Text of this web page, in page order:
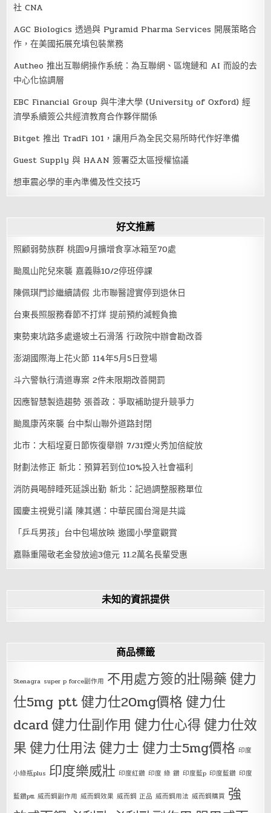
社 CNA
AGC Biologics 透過與 Pyramid Pharma Services 開展策略合
作，在美國拓展充填包裝業務
Autheo 推出互聯網操作系統：為互聯網、區塊鏈和 AI 而設的去
中心化協調層
EBC Financial Group 與牛津大學 (University of Oxford) 經
濟學系續簽公共經濟教育合作夥伴關係
Bitget 推出 TradFi 101，讓用戶為全民交易所時代作好準備
Guest Supply 與 HAAN 簽署亞太區授權協議
想車震必學的車內準備及性交技巧
好文推薦
照顧弱勢族群 桃園9月擴增食享冰箱至70處
颱風山陀兒來襲 嘉義縣10/2停班停課
陳佩琪門診繼續請假 北市聯醫證實停到退休日
台東長照服務春節不打烊 提前預約減輕負擔
東勢東坑路多處邊坡土石滑落 行政院中辦會勘改善
澎湖國際海上花火節 114年5月5日登場
斗六警執行清道專案 2件未限期改善開罰
因應智慧製造趨勢 張善政：爭取補助提升競爭力
颱風康芮來襲 台中梨山聯外道路封閉
北市：大稻埕夏日節恢復舉辦 7/31煙火秀加倍綻放
財劃法修正 新北：預算若到位10%投入社會福利
消防員喝醉睡死延誤出勤 新北：記過調整服務單位
國慶主視覺引議 陳其邁：中華民國台灣是共識
「乒乓男孩」台中包場放映 邀國小學童觀賞
嘉縣重陽敬老金發放逾3億元 11.2萬名長輩受惠
未知的資訊提供
商品標籤
Stenagra super p force副作用 不用處方簽的壯陽藥健力
仕5mg ptt健力仕20mg價格健力仕
dcard健力仕副作用 健力仕心得健力仕效
果健力仕用法健力士健力士5mg價格 印度
小綠瓶plus 印度樂威壯 印度紅鑽 印度 綠 鑽 印度藍p 印度藍鑽 印度
藍鑽ptt 威而鋼副作用 威而鋼效果 威而鋼 正品 威而鋼用法 威而鋼購買 強